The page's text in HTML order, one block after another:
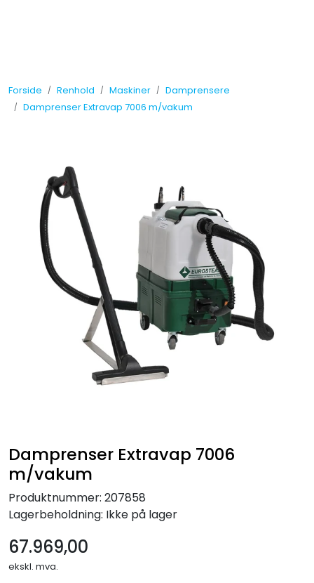
Forside Renhold Maskiner
Damprensere
Damprenser Extravap 7006 m/vakum
Damprenser Extravap 7006
m/vakum
Produktnummer: 207858
Lagerbeholdning: Ikke på lager
67.969,00
ekskl. mva.
Måleinstrumenter
Renhold
Vinduspusseutstyr
Verneutstyr
Forbruksmateriell